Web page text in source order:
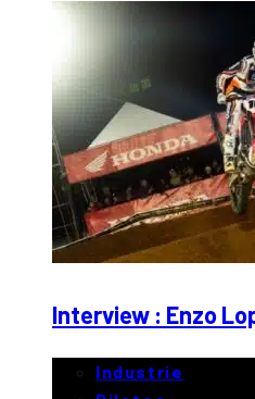
Interview : Enzo
Industrie